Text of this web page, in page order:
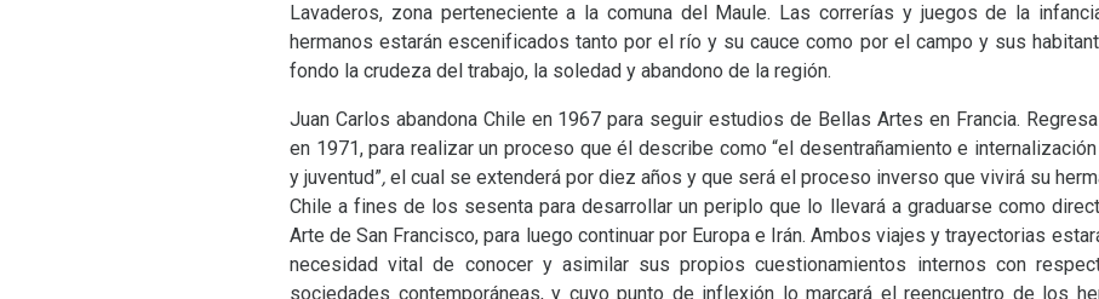
Lavaderos, zona perteneciente a la comuna del Maule. Las correrías y juegos de la
hermanos estarán escenificados tanto por el río y su cauce como por el campo y sus
fondo la crudeza del trabajo, la soledad y abandono de la región.
Juan Carlos abandona Chile en 1967 para seguir estudios de Bellas Artes en Francia.
en 1971, para realizar un proceso que él describe como “el desentrañamiento e
y juventud”, el cual se extenderá por diez años y que será el proceso inverso que vivirá su
Chile a fines de los sesenta para desarrollar un periplo que lo llevará a graduarse como
Arte de San Francisco, para luego continuar por Europa e Irán. Ambos viajes y trayectorias
necesidad vital de conocer y asimilar sus propios cuestionamientos internos con
sociedades contemporáneas, y cuyo punto de inflexión lo marcará el reencuentro de los